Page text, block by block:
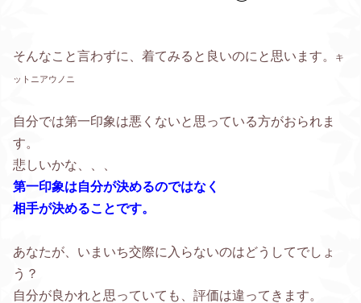
そんなこと言わずに、着てみると良いのにと思います。 キ
ットニアウノニ
自分では第一印象は悪くないと思っている方がおられま
す。
悲しいかな、、、
第一印象は自分が決めるのではなく
相手が決めることです。
あなたが、いまいち交際に入らないのはどうしてでしょ
う？
自分が良かれと思っていても、評価は違ってきます。